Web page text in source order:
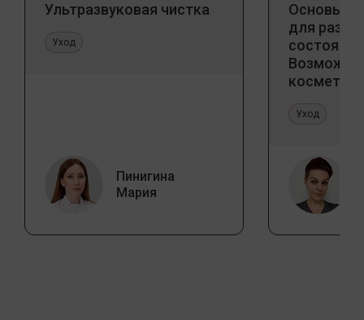
Ультразвуковая чистка
Уход
Пинигина
Мария
Основы
для
Уход